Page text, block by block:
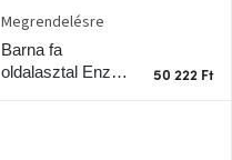
Barna fa
oldalasztal Enzo
Megrendelésre
50 222 Ft